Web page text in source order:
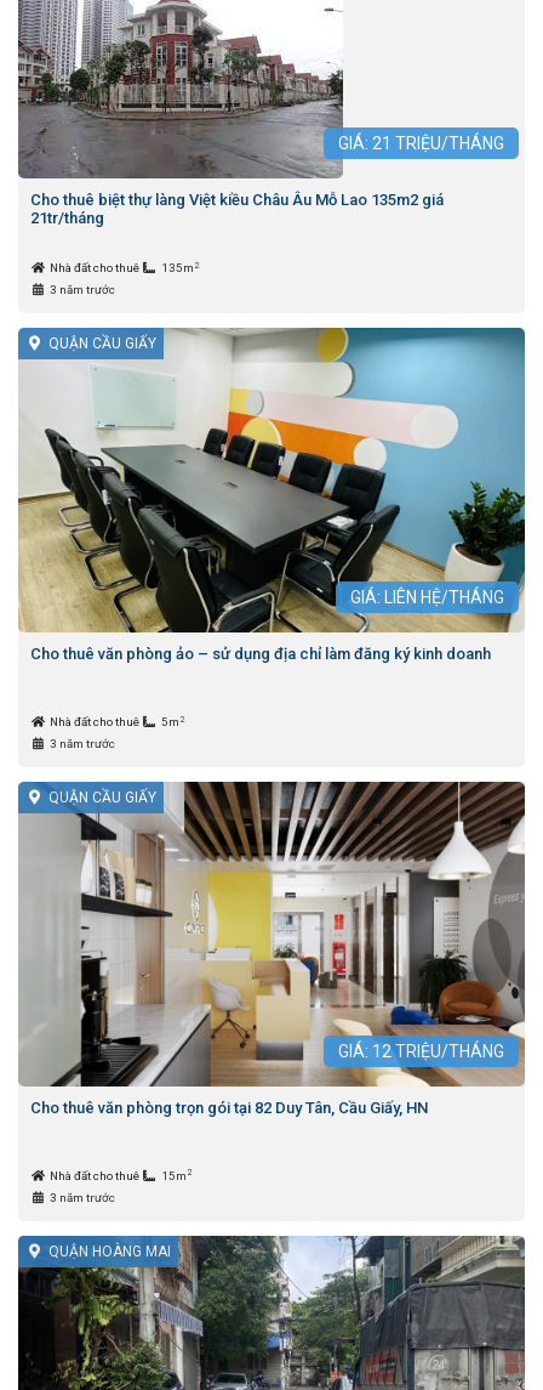
GIÁ: 21 TRIỆU/THÁNG
Cho thuê biệt thự làng Việt kiều Châu Âu Mỗ Lao 135m2 giá
21tr/tháng
Nhà đất cho thuê 135m 2
3 năm trước
QUẬN CẦU GIẤY
GIÁ: LIÊN HỆ/THÁNG
Cho thuê văn phòng ảo – sử dụng địa chỉ làm đăng ký kinh doanh
Nhà đất cho thuê 5m 2
3 năm trước
QUẬN CẦU GIẤY
GIÁ: 12TRIỆU/THÁNG
Cho thuê văn phòng trọn gói tại 82 Duy Tân, Cầu Giấy, HN
Nhà đất cho thuê 15m 2
3 năm trước
QUẬN HOÀNG MAI